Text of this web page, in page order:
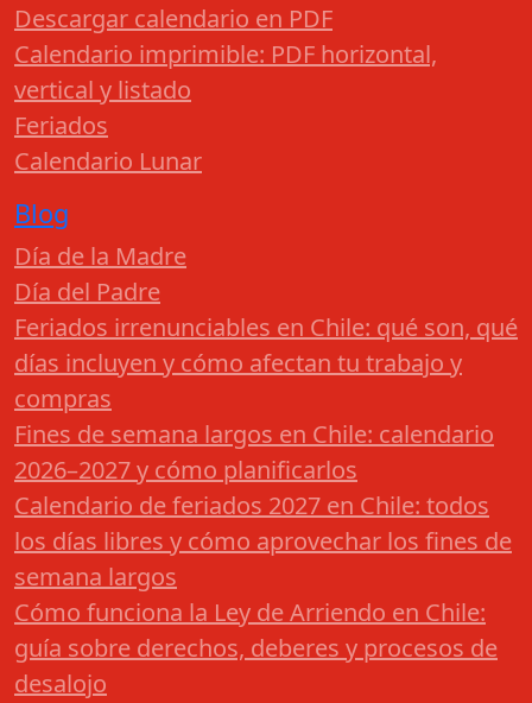
Descargar calendario en PDF
Calendario imprimible: PDF horizontal,
vertical y listado
Feriados
Calendario Lunar
Blog
Día de la Madre
Día del Padre
Feriados irrenunciables en Chile: qué son, qué
días incluyen y cómo afectan tu trabajo y
compras
Fines de semana largos en Chile: calendario
2026–2027 y cómo planificarlos
Calendario de feriados 2027 en Chile: todos
los días libres y cómo aprovechar los fines de
semana largos
Cómo funciona la Ley de Arriendo en Chile:
guía sobre derechos, deberes y procesos de
desalojo